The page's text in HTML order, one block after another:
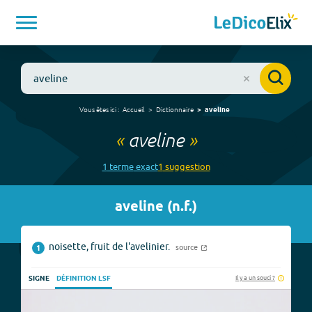
Vous êtes ici : Accueil Dictionnaire aveline
« aveline»
1 termeexact1 suggestion
aveline (n.f.)
1 noisette, fruit de l'avelinier. source
SIGNE DÉFINITION LSF Il y a un souci ?